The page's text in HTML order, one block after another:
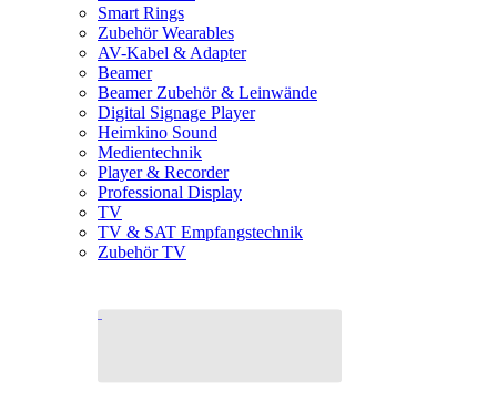
Smart Rings
Zubehör Wearables
AV-Kabel & Adapter
Beamer
Beamer Zubehör & Leinwände
Digital Signage Player
Heimkino Sound
Medientechnik
Player & Recorder
Professional Display
TV
TV & SAT Empfangstechnik
Zubehör TV